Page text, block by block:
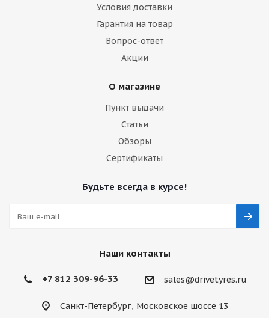
Условия доставки
Гарантия на товар
Вопрос-ответ
Акции
О магазине
Пункт выдачи
Статьи
Обзоры
Сертификаты
Будьте всегда в курсе!
Наши контакты
+7 812 309-96-33 sales@drivetyres.ru
Санкт-Петербург, Московское шоссе 13